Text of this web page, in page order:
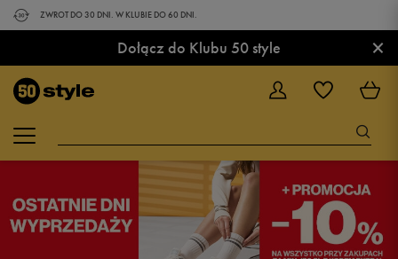
ZWROT DO 30 DNI. W KLUBIE DO 60 DNI.
Dołącz do Klubu 50 style ×